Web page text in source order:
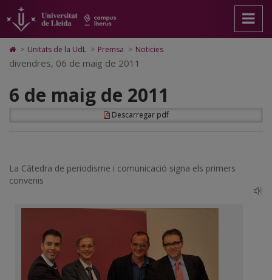
de
maig
de
2011
pàgina
principal.
Universitat
Lleida
contingut
principal
Mapa
Web.
Universitat
Cerca
Accessibilitat.
Universitat
Lleida
Icono
de
Home
ir
a
página
de
> Unitats de la UdL > Premsa > Noticies
divendres, 06 de maig de 2011
6 de maig de 2011
Descarregar pdf
La Càtedra de periodisme i comunicació signa els primers
convenis